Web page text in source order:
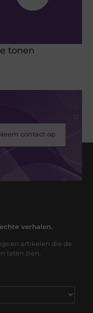
tonen
contact op
verhalen.
en artikelen die de
laten zien.